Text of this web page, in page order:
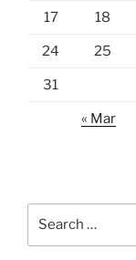
17 18
24 25
31
« Mar